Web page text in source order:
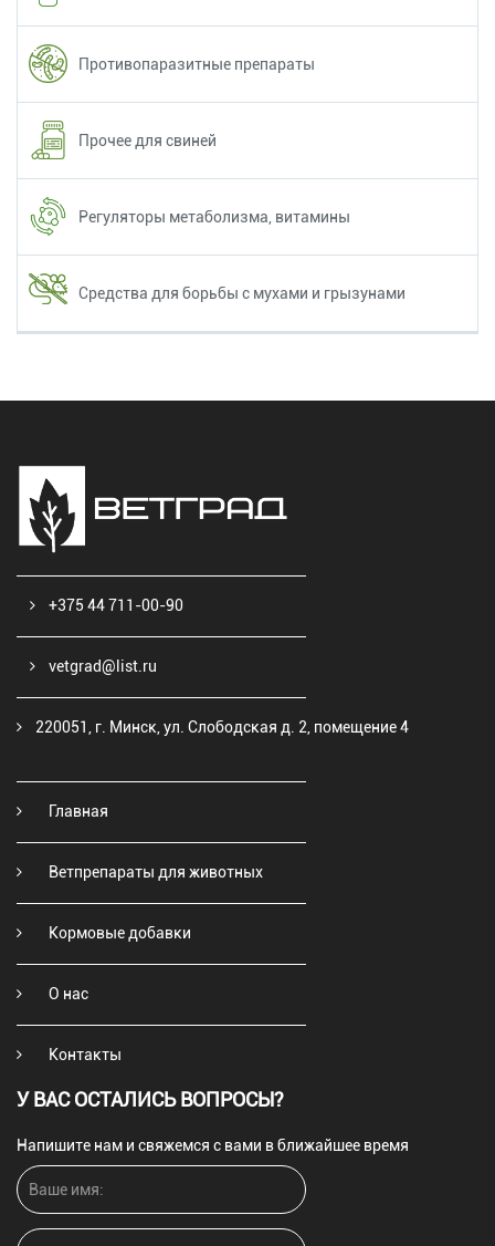
Противопаразитные препараты
Прочее для свиней
Регуляторы метаболизма, витамины
Средства для борьбы с мухами и грызунами
+375 44 711-00-90
vetgrad@list.ru
220051, г. Минск, ул. Слободская д. 2, помещение 4
Главная
Ветпрепараты для животных
Кормовые добавки
О нас
Контакты
У ВАС ОСТАЛИСЬ ВОПРОСЫ?
Напишите нам и свяжемся с вами в ближайшее время